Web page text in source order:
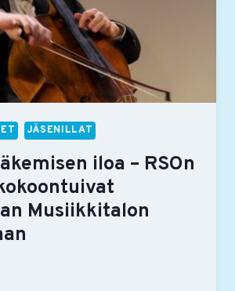
JÄSENILLAT
iloa – RSOn
Musiikkitalon